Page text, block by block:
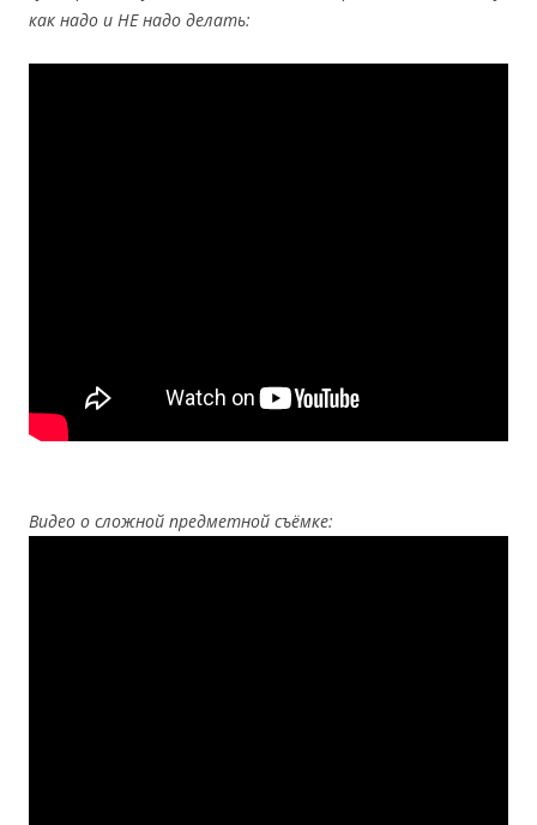
как надо и НЕ надо делать:
Видео о сложной предметной съёмке: